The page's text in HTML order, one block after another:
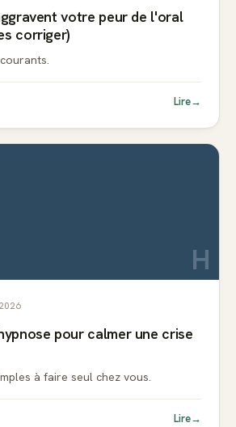
votre peur de l'oral
corriger)
Lire→
H
pour calmer une crise
à faire seul chez vous.
Lire→